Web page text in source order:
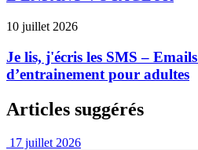
10 juillet 2026
Je lis, j'écris les SMS –
d’entrainement pour adultes
Articles suggérés
17 juillet 2026